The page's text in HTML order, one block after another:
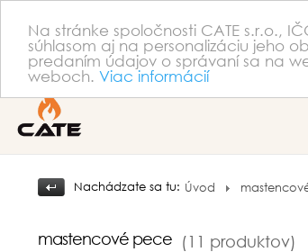
Na stránke spoločnosti CATE s.r.o.,
súhlasom aj na personalizáciu jeho
predaním údajov o správaní sa na
weboch. Viac informácií
Nachádzate sa tu: Úvod
mastencové pece (11 produktov)